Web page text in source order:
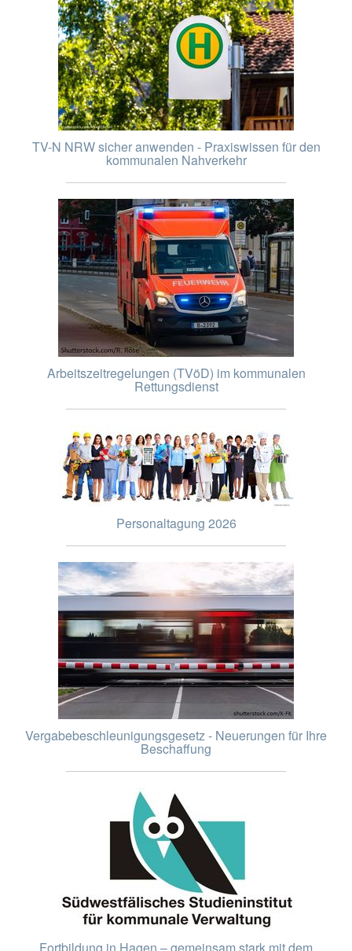
TV-N NRW sicher anwenden - Praxiswissen für den
kommunalen Nahverkehr
Arbeitszeitregelungen (TVöD) im kommunalen
Rettungsdienst
Personaltagung 2026
Vergabebeschleunigungsgesetz - Neuerungen für Ihre
Beschaffung